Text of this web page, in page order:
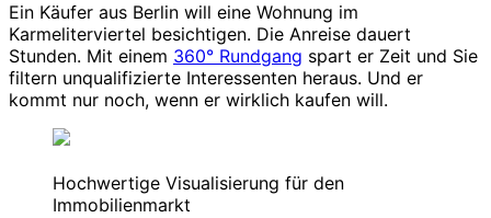
Ein Käufer aus Berlin will eine Wohnung im
Karmeliterviertel besichtigen. Die Anreise dauert
Stunden. Mit einem 360° Rundgang spart er Zeit und Sie
filtern unqualifizierte Interessenten heraus. Und er
kommt nur noch, wenn er wirklich kaufen will.
Hochwertige Visualisierung für den
Immobilienmarkt